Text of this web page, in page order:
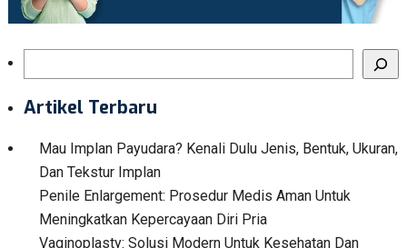
Artikel Terbaru
Mau Implan Payudara? Kenali Dulu Jenis, Bentuk, Ukuran,
Dan Tekstur Implan
Penile Enlargement: Prosedur Medis Aman Untuk
Meningkatkan Kepercayaan Diri Pria
Vaginoplasty: Solusi Modern Untuk Kesehatan Dan